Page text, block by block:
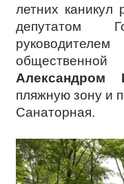
летних каникул
депутатом
Александром
пляжную зону и
Санаторная.